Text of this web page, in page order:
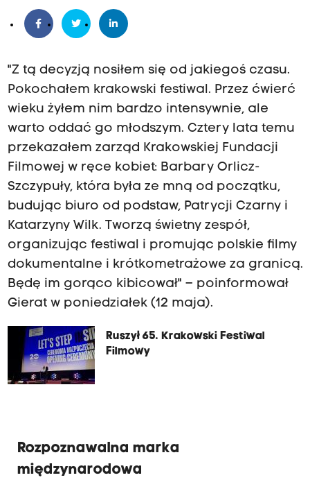
"Z tą decyzją nosiłem się od jakiegoś czasu.
Pokochałem krakowski festiwal. Przez ćwierć
wieku żyłem nim bardzo intensywnie, ale
warto oddać go młodszym. Cztery lata temu
przekazałem zarząd Krakowskiej Fundacji
Filmowej w ręce kobiet: Barbary Orlicz-
Szczypuły, która była ze mną od początku,
budując biuro od podstaw, Patrycji Czarny i
Katarzyny Wilk. Tworzą świetny zespół,
organizując festiwal i promując polskie filmy
dokumentalne i krótkometrażowe za granicą.
Będę im gorąco kibicował" – poinformował
Gierat w poniedziałek (12 maja).
Ruszył 65. Krakowski Festiwal
Filmowy
Rozpoznawalna marka
międzynarodowa